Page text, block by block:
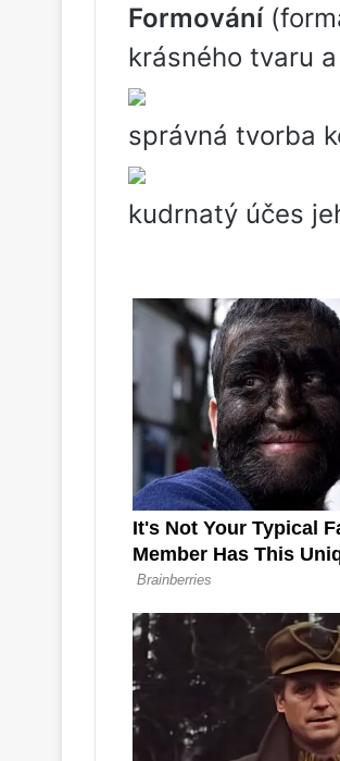
Formování
krásného tvaru
správná tvorba
kudrnatý účes